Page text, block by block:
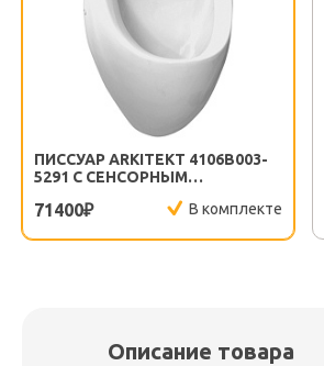
ПИССУАР ARKITEKT 4106B003-
5291 С СЕНСОРНЫМ
71400₽ В комплекте
Описание товара